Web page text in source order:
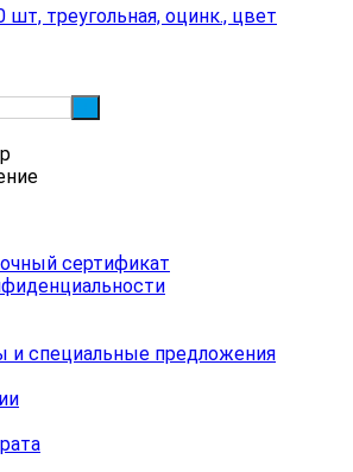
треугольная, оцинк., цвет
сертификат
и специальные предложения